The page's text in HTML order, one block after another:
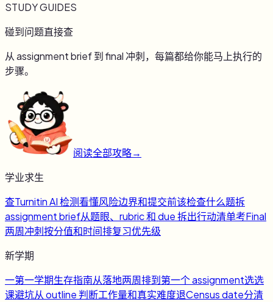
STUDY GUIDES
碰到问题直接查
从 assignment brief 到 final 冲刺，每篇都给你能马上执行的
步骤。
阅读全部攻略→
学业求生
查Turnitin AI 检测看懂风险边界和提交前该检查什么题拆
assignment brief从题眼、rubric 和 due 拆出行动清单考Final
两周冲刺按分值和时间排复习优先级
新学期
一第一学期生存指南从落地两周排到第一个 assignment选选
课避坑从 outline 判断工作量和真实难度退Census date分清